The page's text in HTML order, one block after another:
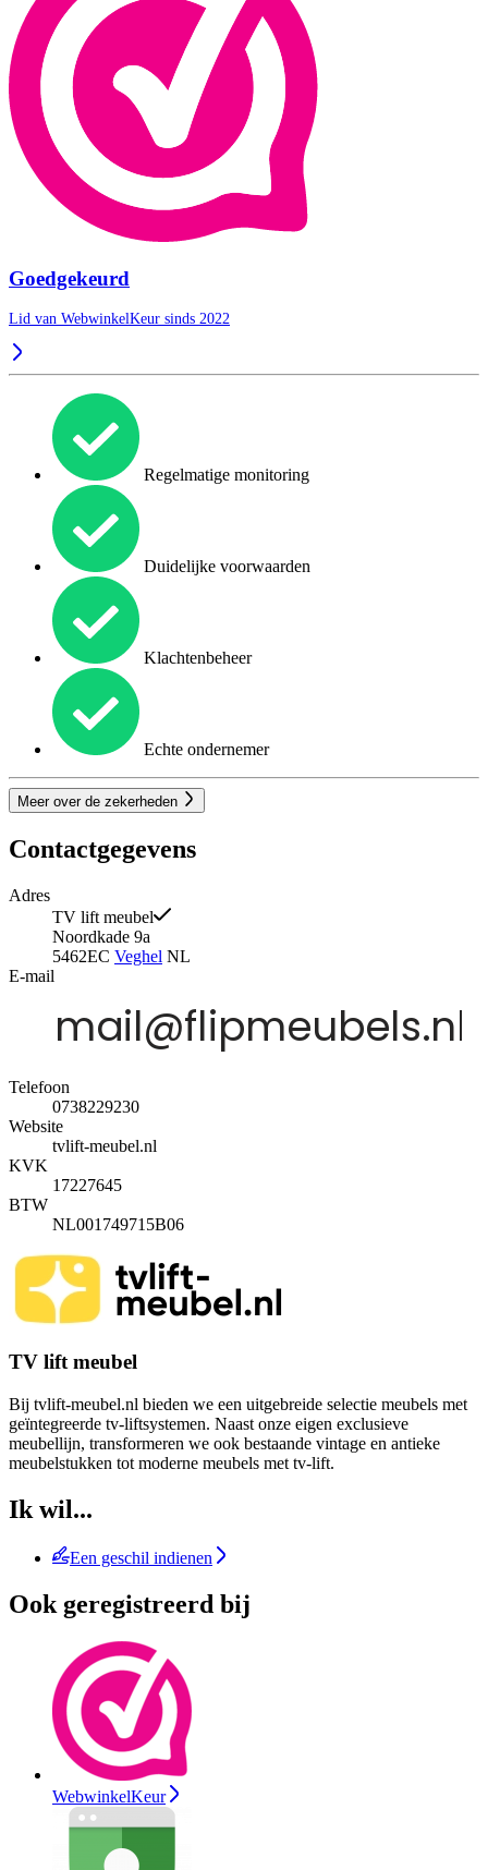
Goedgekeurd
Lid van WebwinkelKeur sinds 2022
Regelmatige monitoring
Duidelijke voorwaarden
Klachtenbeheer
Echte ondernemer
Meer over de zekerheden
Contactgegevens
Adres
TV lift meubel
Noordkade 9a
5462EC Veghel NL
E-mail
Telefoon
0738229230
Website
tvlift-meubel.nl
KVK
17227645
BTW
NL001749715B06
TV lift meubel
Bij tvlift-meubel.nl bieden we een uitgebreide selectie meubels met
geïntegreerde tv-liftsystemen. Naast onze eigen exclusieve
meubellijn, transformeren we ook bestaande vintage en antieke
meubelstukken tot moderne meubels met tv-lift.
Ik wil...
Een geschil indienen
Ook geregistreerd bij
WebwinkelKeur